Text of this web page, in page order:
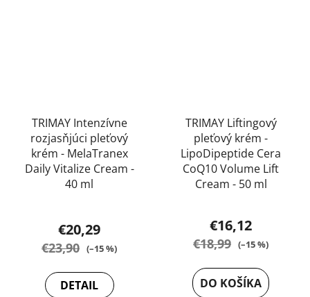
TRIMAY Intenzívne
rozjasňjúci pleťový
krém - MelaTranex
Daily Vitalize Cream -
40 ml
hodnotenie
produktu
je
5,0
€20,29
€23,90 (–15 %)
DETAIL
TRIMAY Liftingový
pleťový krém -
LipoDipeptide Cera
CoQ10 Volume Lift
Cream - 50 ml
€16,12
€18,99 (–15 %)
DO KOŠÍKA